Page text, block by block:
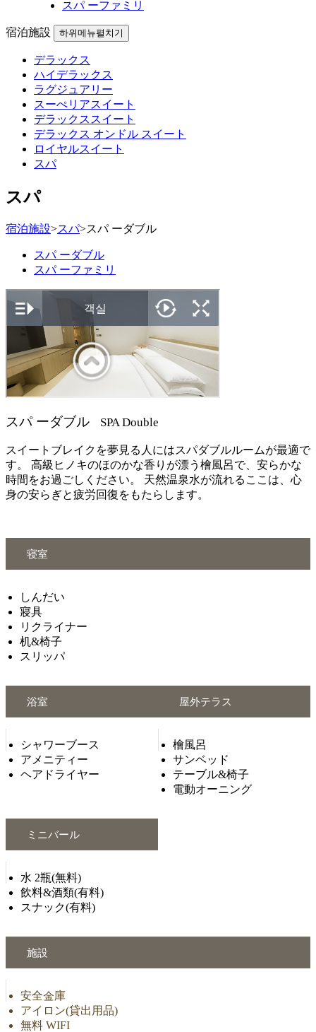
スパ ーファミリ
宿泊施設 하위메뉴펼치기
デラックス
ハイデラックス
ラグジュアリー
スーぺリアスイート
デラックススイート
デラックス オンドル スイート
ロイヤルスイート
スパ
スパ
宿泊施設>スパ>スパ ーダブル
スパ ーダブル
スパ ーファミリ
スパ ーダブル SPA Double
スイートブレイクを夢見る人にはスパダブルルームが最適で
す。 高級ヒノキのほのかな香りが漂う檜風呂で、安らかな
時間をお過ごしください。 天然温泉水が流れるここは、心
身の安らぎと疲労回復をもたらします。
寝室
しんだい
寢具
リクライナー
机&椅子
スリッパ
浴室
シャワーブース
アメニティー
ヘアドライヤー
屋外テラス
檜風呂
サンベッド
テーブル&椅子
電動オーニング
ミニバール
水 2瓶(無料)
飲料&酒類(有料)
スナック(有料)
施設
安全金庫
アイロン(貸出用品)
無料 WIFI